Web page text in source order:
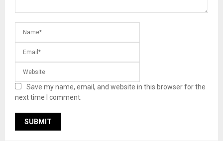
Save my name, email, and website in this browser for the
next time I comment.